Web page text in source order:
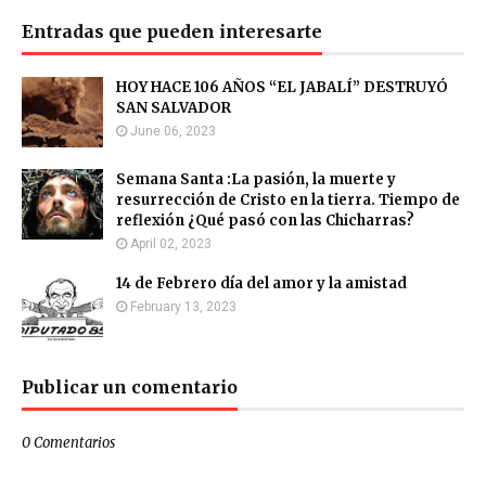
Entradas que pueden interesarte
HOY HACE 106 AÑOS “EL JABALÍ” DESTRUYÓ
SAN SALVADOR
June 06, 2023
Semana Santa :La pasión, la muerte y
resurrección de Cristo en la tierra. Tiempo de
reflexión ¿Qué pasó con las Chicharras?
April 02, 2023
14 de Febrero día del amor y la amistad
February 13, 2023
Publicar un comentario
0 Comentarios